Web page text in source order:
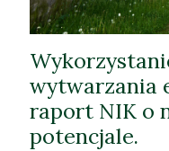
wytwarzania
raport NIK o
potencjale.